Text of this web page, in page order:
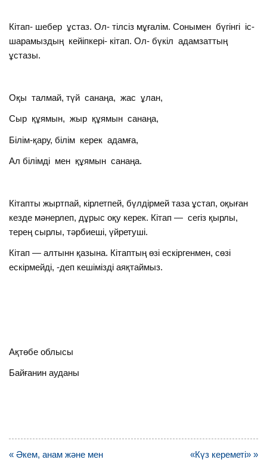
Кітап- шебер ұстаз. Ол- тілсіз мұғалім. Сонымен бүгінгі іс-
шарамыздың кейіпкері- кітап. Ол- бүкіл адамзаттың
ұстазы.
Оқы талмай, түй санаңа, жас ұлан,
Сыр құямын, жыр құямын санаңа,
Білім-қару, білім керек адамға,
Ал білімді мен құямын санаңа.
Кітапты жыртпай, кірлетпей, бүлдірмей таза ұстап, оқыған
кезде мәнерлеп, дұрыс оқу керек. Кітап — сегіз қырлы,
терең сырлы, тәрбиеші, үйретуші.
Кітап — алтынн қазына. Кітаптың өзі ескіргенмен, сөзі
ескірмейді, -деп кешімізді аяқтаймыз.
Ақтөбе облысы
Байғанин ауданы
Навигация
« Әкем, анам және мен «Күз кереметі» »